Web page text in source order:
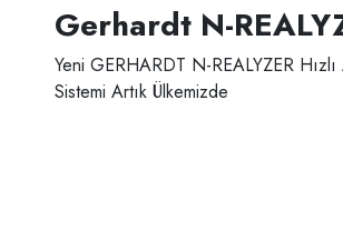
Gerhardt N-
Yeni GERHARDT N-REALYZER
Sistemi Artık Ülkemizde